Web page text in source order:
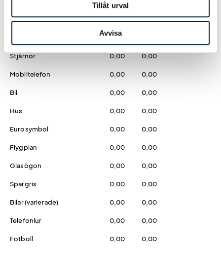
Tillåt urval
Avvisa
Hjärta (enbart röda) 0,00 0,00
0,00
Stjärnor 0,00 0,00
Mobiltelefon 0,00 0,00
Bil 0,00 0,00
Hus 0,00 0,00
Eurosymbol 0,00 0,00
Flygplan 0,00 0,00
Glasögon 0,00 0,00
Spargris 0,00 0,00
Bilar (varierade) 0,00 0,00
Telefonlur 0,00 0,00
Fotboll 0,00 0,00